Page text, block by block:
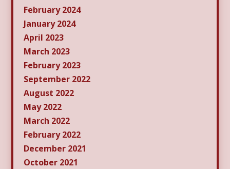
February 2024
January 2024
April 2023
March 2023
February 2023
September 2022
August 2022
May 2022
March 2022
February 2022
December 2021
October 2021